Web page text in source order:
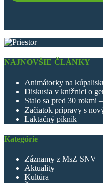
NAJNOVŠIE ČLÁNKY
Animátorky na
Diskusia v knižnici o
Stalo sa pred 30 rokmi
Začiatok prípravy s
Laktačný piknik
Kategórie
Záznamy z MsZ SNV
Aktuality
Kultúra